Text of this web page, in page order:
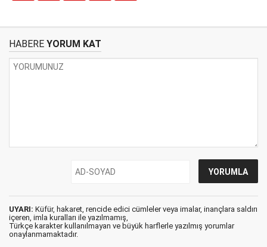
HABERE YORUM KAT
UYARI: Küfür, hakaret, rencide edici cümleler veya imalar, inançlara saldırı
içeren, imla kuralları ile yazılmamış,
Türkçe karakter kullanılmayan ve büyük harflerle yazılmış yorumlar
onaylanmamaktadır.